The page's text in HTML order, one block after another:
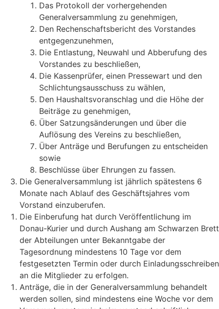
Das Protokoll der vorhergehenden
Generalversammlung zu genehmigen,
Den Rechenschaftsbericht des Vorstandes
entgegenzunehmen,
Die Entlastung, Neuwahl und Abberufung des
Vorstandes zu beschließen,
Die Kassenprüfer, einen Pressewart und den
Schlichtungsausschuss zu wählen,
Den Haushaltsvoranschlag und die Höhe der
Beiträge zu genehmigen,
Über Satzungsänderungen und über die
Auflösung des Vereins zu beschließen,
Über Anträge und Berufungen zu entscheiden
sowie
Beschlüsse über Ehrungen zu fassen.
Die Generalversammlung ist jährlich spätestens 6
Monate nach Ablauf des Geschäftsjahres vom
Vorstand einzuberufen.
Die Einberufung hat durch Veröffentlichung im
Donau-Kurier und durch Aushang am Schwarzen Brett
der Abteilungen unter Bekanntgabe der
Tagesordnung mindestens 10 Tage vor dem
festgesetzten Termin oder durch Einladungsschreiben
an die Mitglieder zu erfolgen.
Anträge, die in der Generalversammlung behandelt
werden sollen, sind mindestens eine Woche vor dem